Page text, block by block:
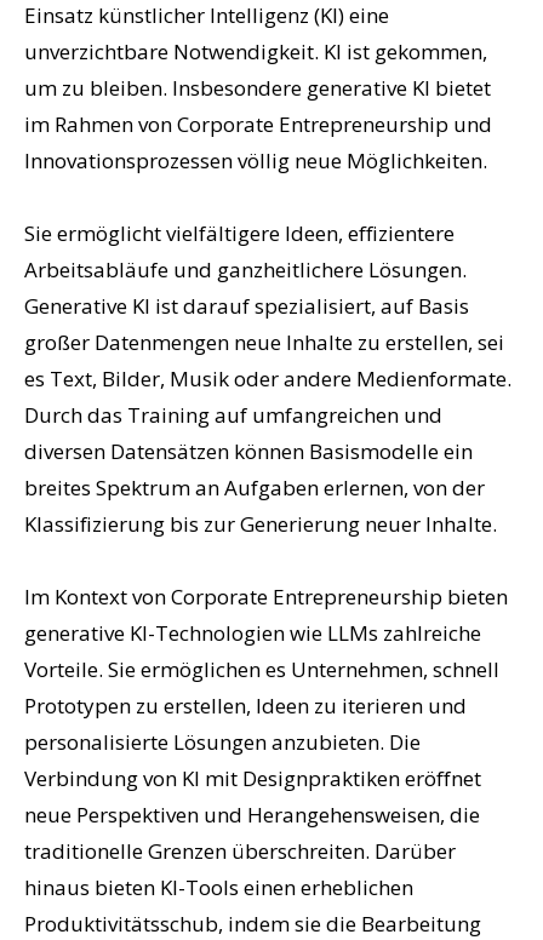
Einsatz künstlicher Intelligenz (KI) eine
unverzichtbare Notwendigkeit. KI ist gekommen,
um zu bleiben. Insbesondere generative KI bietet
im Rahmen von Corporate Entrepreneurship und
Innovationsprozessen völlig neue Möglichkeiten.
Sie ermöglicht vielfältigere Ideen, effizientere
Arbeitsabläufe und ganzheitlichere Lösungen.
Generative KI ist darauf spezialisiert, auf Basis
großer Datenmengen neue Inhalte zu erstellen, sei
es Text, Bilder, Musik oder andere Medienformate.
Durch das Training auf umfangreichen und
diversen Datensätzen können Basismodelle ein
breites Spektrum an Aufgaben erlernen, von der
Klassifizierung bis zur Generierung neuer Inhalte.
Im Kontext von Corporate Entrepreneurship bieten
generative KI-Technologien wie LLMs zahlreiche
Vorteile. Sie ermöglichen es Unternehmen, schnell
Prototypen zu erstellen, Ideen zu iterieren und
personalisierte Lösungen anzubieten. Die
Verbindung von KI mit Designpraktiken eröffnet
neue Perspektiven und Herangehensweisen, die
traditionelle Grenzen überschreiten. Darüber
hinaus bieten KI-Tools einen erheblichen
Produktivitätsschub, indem sie die Bearbeitung